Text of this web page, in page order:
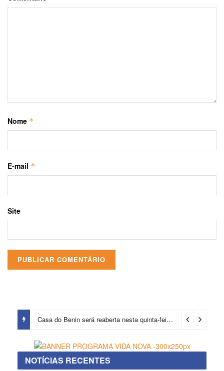
Nome *
E-mail *
Site
Casa do Benin será reaberta nesta quinta-feira (6) 2 dias ago
NOTÍCIAS RECENTES